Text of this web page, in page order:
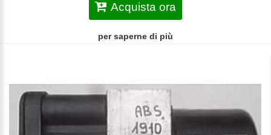
Acquista ora
per saperne di più